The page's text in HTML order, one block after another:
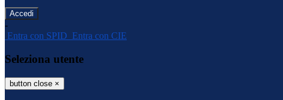
-
Entra con SPID Entra con CIE
Seleziona utente
button close ×